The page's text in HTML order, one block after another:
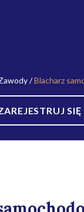
/Blacharz
SIĘ